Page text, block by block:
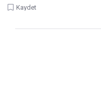
Kaydet